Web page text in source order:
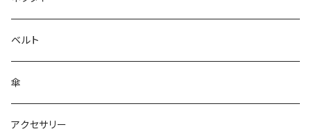
ベルト
傘
アクセサリー